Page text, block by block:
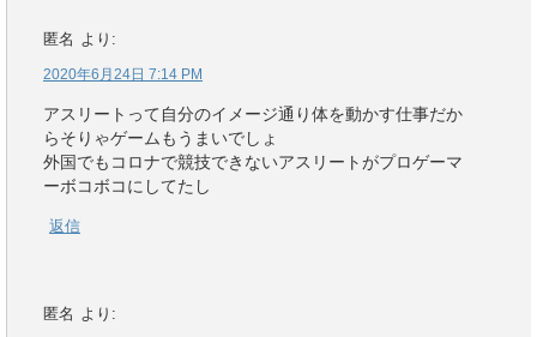
匿名 より:
2020年6月24日 7:14 PM
アスリートって自分のイメージ通り体を動かす仕事だか
らそりゃゲームもうまいでしょ
外国でもコロナで競技できないアスリートがプロゲーマ
ーボコボコにしてたし
返信
匿名 より: